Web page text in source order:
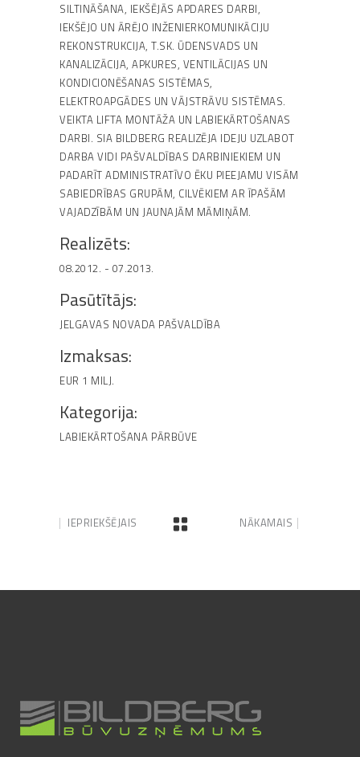
SILTINĀŠANA, IEKŠĒJĀS APDARES DARBI,
IEKŠĒJO UN ĀRĒJO INŽENIERKOMUNIKĀCIJU
REKONSTRUKCIJA, T.SK. ŪDENSVADS UN
KANALIZĀCIJA, APKURES, VENTILĀCIJAS UN
KONDICIONĒŠANAS SISTĒMAS,
ELEKTROAPGĀDES UN VĀJSTRĀVU SISTĒMAS.
VEIKTA LIFTA MONTĀŽA UN LABIEKĀRTOŠANAS
DARBI. SIA BILDBERG REALIZĒJA IDEJU UZLABOT
DARBA VIDI PAŠVALDĪBAS DARBINIEKIEM UN
PADARĪT ADMINISTRATĪVO ĒKU PIEEJAMU VISĀM
SABIEDRĪBAS GRUPĀM, CILVĒKIEM AR ĪPAŠĀM
VAJADZĪBĀM UN JAUNAJĀM MĀMIŅĀM.
Realizēts:
08.2012. - 07.2013.
Pasūtītājs:
JELGAVAS NOVADA PAŠVALDĪBA
Izmaksas:
EUR 1 MILJ.
Kategorija:
LABIEKĀRTOŠANA PĀRBŪVE
IEPRIEKŠĒJAIS NĀKAMAIS